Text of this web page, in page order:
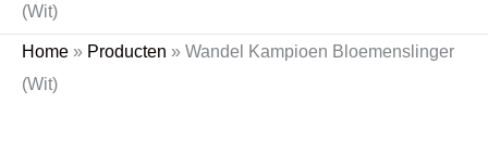
(Wit)
Home » Producten » Wandel Kampioen Bloemenslinger
(Wit)
Wandel
Bloemenslinger